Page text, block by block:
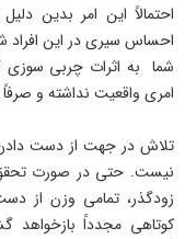
احتمالاً این امر بدین
احساس سیری در این افراد
شما به اثرات چربی سوزی
امری واقعیت نداشته و
نیست. حتی در صورت تحقق
زودگذر، تمامی وزن از
کوتاهی مجدداً بازخواهد